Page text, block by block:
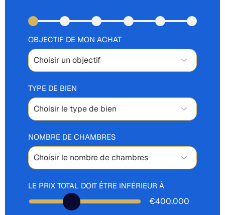
OBJECTIF DE MON ACHAT
TYPE DE BIEN
NOMBRE DE CHAMBRES
LE PRIX TOTAL DOIT ÊTRE INFÉRIEUR À
€400,000